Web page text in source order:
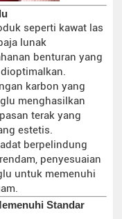
seperti kawat las
lunak
benturan yang
karbon yang
menghasilkan
terak yang
estetis.
berpelindung
penyesuaian
untuk memenuhi
Standar